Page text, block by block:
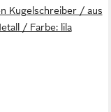
Kugelschreiber / aus
/ Farbe: lila